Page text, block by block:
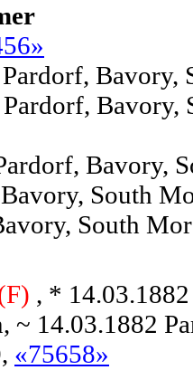
Bavory,
Bavory,
Bavory,
South
South
, *
~ 14.03.1882
«75658»